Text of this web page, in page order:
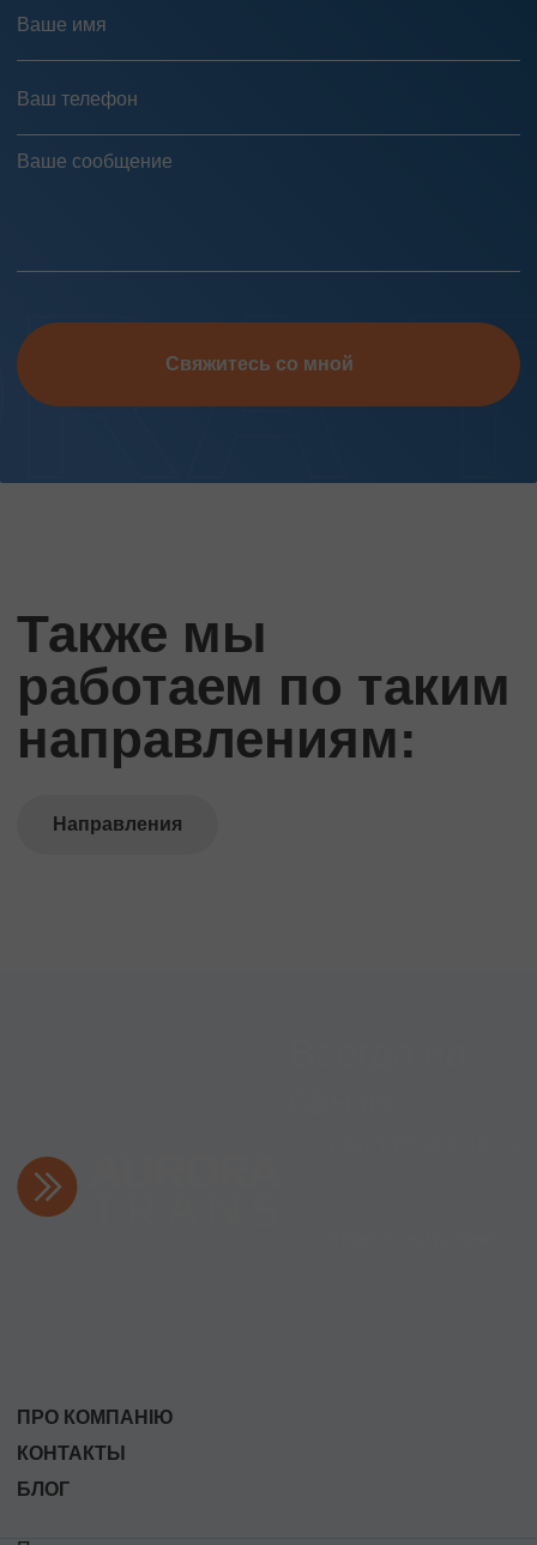
Свяжитесь со мной
Также мы
работаем по таким
направлениям:
Направления
ПРО КОМПАНІЮ
КОНТАКТЫ
БЛОГ